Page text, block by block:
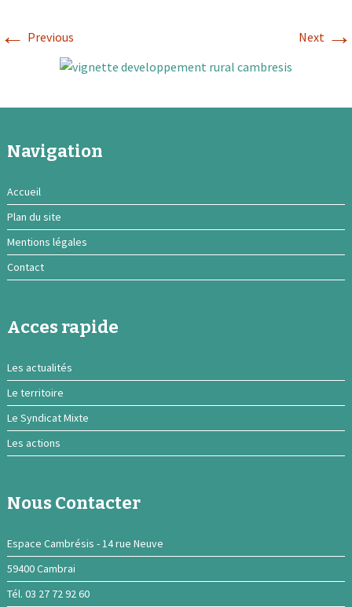
← Previous Next →
Navigation
Accueil
Plan du site
Mentions légales
Contact
Acces rapide
Les actualités
Le territoire
Le Syndicat Mixte
Les actions
Nous Contacter
Espace Cambrésis - 14 rue Neuve
59400 Cambrai
Tél. 03 27 72 92 60